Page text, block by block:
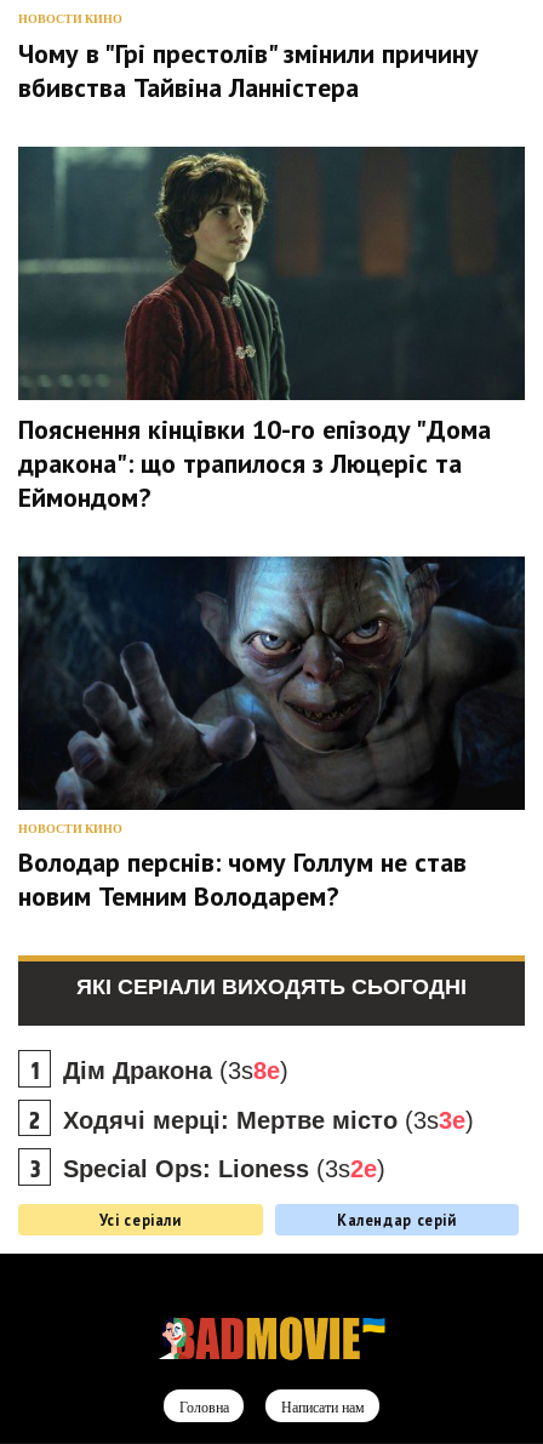
НОВОСТИ КИНО
Чому в "Грі престолів" змінили причину
вбивства Тайвіна Ланністера
Пояснення кінцівки 10-го епізоду "Дома
дракона": що трапилося з Люцеріс та
Еймондом?
НОВОСТИ КИНО
Володар перснів: чому Голлум не став
новим Темним Володарем?
ЯКІ СЕРІАЛИ ВИХОДЯТЬ СЬОГОДНІ
Дім Дракона(3s8e)
Ходячі мерці: Мертве місто (3s3e)
Special Ops: Lioness (3s2e)
Усі серіали Календар серій
Головна Написати нам